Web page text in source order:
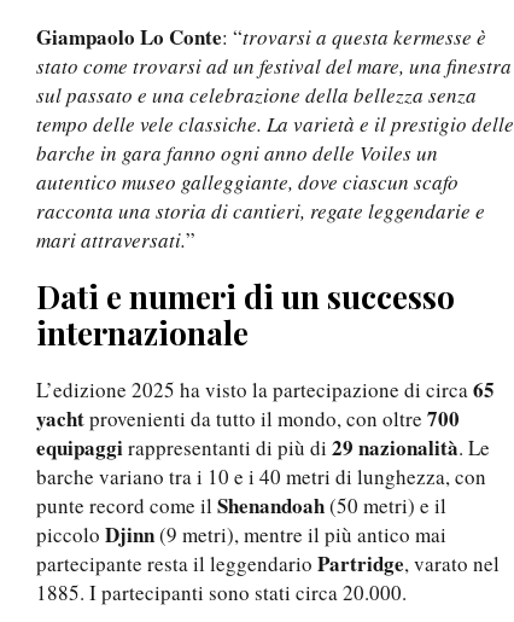
Giampaolo Lo Conte: “trovarsi a questa kermesse è
stato come trovarsi ad un festival del mare, una finestra
sul passato e una celebrazione della bellezza senza
tempo delle vele classiche. La varietà e il prestigio delle
barche in gara fanno ogni anno delle Voiles un
autentico museo galleggiante, dove ciascun scafo
racconta una storia di cantieri, regate leggendarie e
mari attraversati.”
Dati e numeri di un successo
internazionale
L’edizione 2025 ha visto la partecipazione di circa65
yachtprovenienti da tutto il mondo, con oltre 700
equipaggirappresentanti di più di 29 nazionalità. Le
barche variano tra i 10 e i 40 metri di lunghezza, con
punte record come il Shenandoah(50 metri) e il
piccolo Djinn(9 metri), mentre il più antico mai
partecipante resta il leggendario Partridge, varato nel
1885. I partecipanti sono stati circa 20.000.